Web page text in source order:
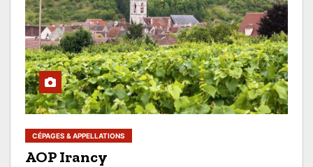
CÉPAGES & APPELLATIONS
AOP Irancy